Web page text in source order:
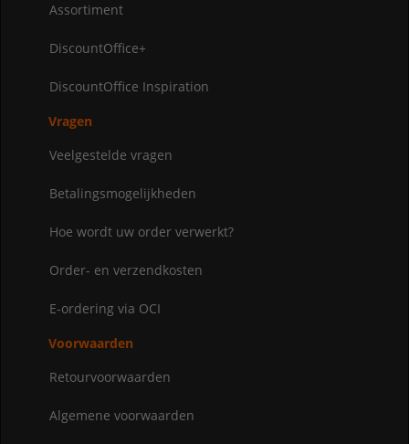
Assortiment
DiscountOffice+
DiscountOffice Inspiration
Vragen
Veelgestelde vragen
Betalingsmogelijkheden
Hoe wordt uw order verwerkt?
Order- en verzendkosten
E-ordering via OCI
Voorwaarden
Retourvoorwaarden
Algemene voorwaarden